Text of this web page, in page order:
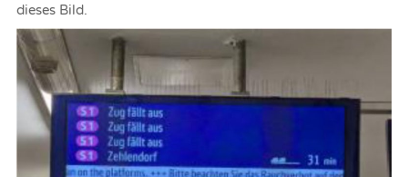
dieses Bild.